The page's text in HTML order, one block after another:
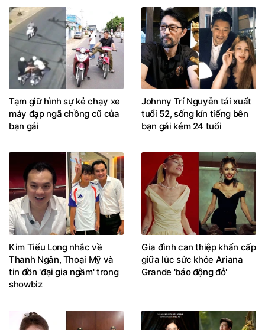
Tạm giữ hình sự kẻ chạy xe
máy đạp ngã chồng cũ của
bạn gái
Johnny Trí Nguyễn tái xuất
tuổi 52, sống kín tiếng bên
bạn gái kém 24 tuổi
Kim Tiểu Long nhắc về
Thanh Ngân, Thoại Mỹ và
tin đồn 'đại gia ngầm' trong
showbiz
Gia đình can thiệp khẩn cấp
giữa lúc sức khỏe Ariana
Grande 'báo động đỏ'